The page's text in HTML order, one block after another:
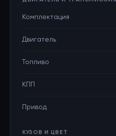
Комплектация
Двигатель
Топливо
КПП
Привод
КУЗОВ И ЦВЕТ